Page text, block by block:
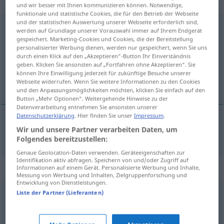
ausschlaggebend
Übersicht aller Übersetzungen
(Für mehr Details die Übersetzung anklicken/antippen)
决定性的
决定性的[juédìngxìngde] ausschlaggebend
Synonyme für "ausschlaggebend"
und wir besser mit Ihnen kommunizieren können. Notwendige,
funktionale und statistische Cookies, die für den Betrieb der Webseite
und der statistischen Auswertung unserer Webseite erforderlich sind,
werden auf Grundlage unserer Vorauswahl immer auf Ihrem Endgerät
gespeichert. Marketing-Cookies und Cookies, die der Bereitstellung
personalisierter Werbung dienen, werden nur gespeichert, wenn Sie uns
durch einen Klick auf den „Akzeptieren“-Button Ihr Einverständnis
geben. Klicken Sie ansonsten auf „Fortfahren ohne Akzeptieren“. Sie
können Ihre Einwilligung jederzeit für zukünftige Besuche unserer
Webseite widerrufen. Wenn Sie weitere Informationen zu den Cookies
und den Anpassungsmöglichkeiten möchten, klicken Sie einfach auf den
Button „Mehr Optionen“. Weitergehende Hinweise zu der
Datenverarbeitung entnehmen Sie ansonsten unserer
Datenschutzerklärung. Hier finden Sie unserImpressum.
Wir und unsere Partner verarbeiten Daten, um
Folgendes bereitzustellen:
Genaue Geolocation-Daten verwenden. Geräteeigenschaften zur
Identifikation aktiv abfragen. Speichern von und/oder Zugriff auf
Informationen auf einem Gerät. Personalisierte Werbung und Inhalte,
Messung von Werbung und Inhalten, Zielgruppenforschung und
Entwicklung von Dienstleistungen.
Liste der Partner (Lieferanten)